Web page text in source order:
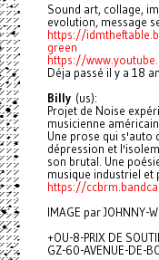
Sound art, collage,
evolution, message
https://
green
https://
Déja passé il y a 18
Billy(us):
Projet de Noise
musicienne
Une prose qui s'auto
dépression et
son brutal. Une
musique industriel et
https://
IMAGE par JOHNNY-
+OU-8-PRIX DE
GZ-60-AVENUE-DE-